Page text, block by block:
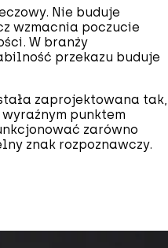
Nie buduje
wzmacnia poczucie
W branży
przekazu buduje
zaprojektowana tak,
punktem
zarówno
znak rozpoznawczy.